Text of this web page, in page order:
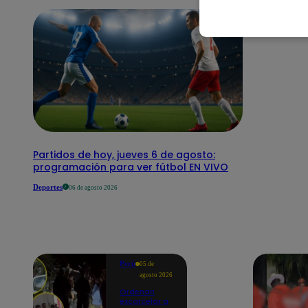
Partidos de hoy, jueves 6 de agosto:
programación para ver fútbol EN VIVO
Deportes 06 de agosto 2026
Perú
05 de
agosto 2026
Ordenan
excarcelar a